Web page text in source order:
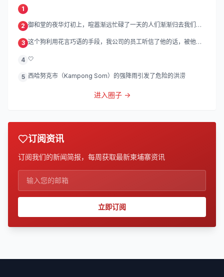
1
2 御和堂的夜华灯初上，喧嚣渐远忙碌了一天的人们渐渐归去我们的
3 这个狗利用花言巧语的手段，我公司的员工听信了他的话，被他带
4 🤍
5 西哈努克市（Kampong Som）的强降雨引发了危险的洪涝
进入圈子 →
订阅资讯
订阅我们的新闻简报，每周获取最新柬埔寨资讯
立即订阅